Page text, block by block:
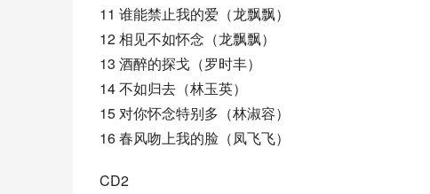
11 谁能禁止我的爱（龙飘飘）
12 相见不如怀念（龙飘飘）
13 酒醉的探戈（罗时丰）
14 不如归去（林玉英）
15 对你怀念特别多（林淑容）
16 春风吻上我的脸（凤飞飞）
CD2